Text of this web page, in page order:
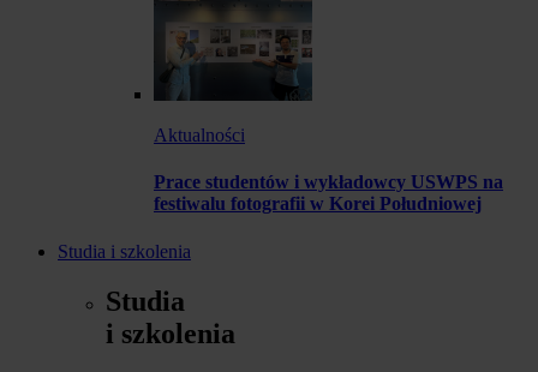
Aktualności
Prace studentów i wykładowcy USWPS na
festiwalu fotografii w Korei Południowej
Studia i szkolenia
Studia
i szkolenia